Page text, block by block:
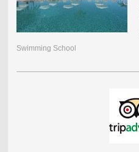
Swimming School